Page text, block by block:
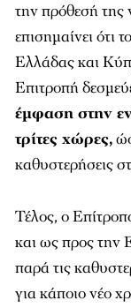
την πρόθεσή της
επισημαίνει ότι
Ελλάδας και
Επιτροπή
έμφαση στην
τρίτες χώρες,
καθυστερήσεις
Τέλος, ο
και ως προς την
παρά τις
για κάποιο νέο